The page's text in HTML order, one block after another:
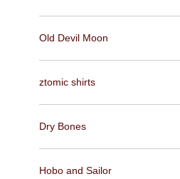
Old Devil Moon
ztomic shirts
Dry Bones
Hobo and Sailor